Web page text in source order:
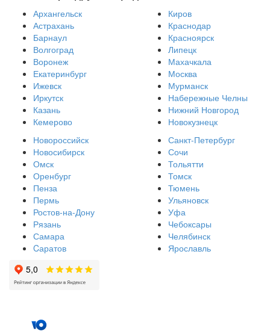
Архангельск
Астрахань
Барнаул
Волгоград
Воронеж
Екатеринбург
Ижевск
Иркутск
Казань
Кемерово
Киров
Краснодар
Красноярск
Липецк
Махачкала
Москва
Мурманск
Набережные Челны
Нижний Новгород
Новокузнецк
Новороссийск
Новосибирск
Омск
Оренбург
Пенза
Пермь
Ростов-на-Дону
Рязань
Самара
Cаратов
Санкт-Петербург
Сочи
Тольятти
Томск
Тюмень
Ульяновск
Уфа
Чебоксары
Челябинск
Ярославль